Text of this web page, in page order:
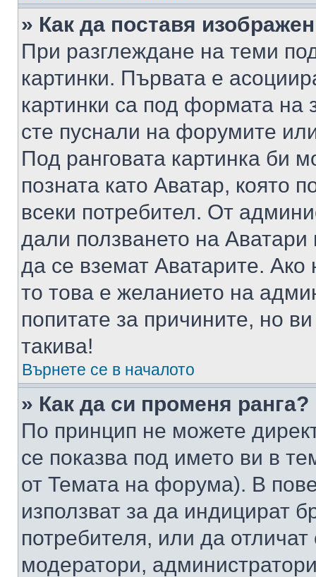
» Как да поставя
При разглеждане на теми
картинки. Първата е
картинки са под формата на
сте пуснали на форумите
Под ранговата картинка би
позната като Аватар, която
всеки потребител. От
дали ползването на
да се вземат Аватарите.
то това е желанието на
попитате за причините, но
такива!
Върнете се в началото
» Как да си променя ранга?
По принцип не можете
се показва под името ви в
от Темата на форума). В
използват за да индицират
потребителя, или да
модератори,